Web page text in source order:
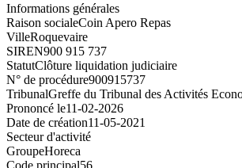
Informations générales
Raison socialeCoin Apero Repas
VilleRoquevaire
SIREN900 915 737
StatutClôture liquidation judiciaire
N° de procédure900915737
TribunalGreffe du Tribunal des Activités
Prononcé le11-02-2026
Date de création11-05-2021
Secteur d'activité
GroupeHoreca
Code principal56